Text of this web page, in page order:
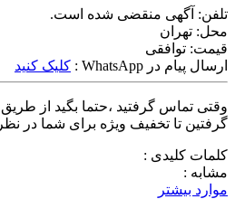
تلفن: آگهی منقضی شده است.
محل: تهران
قیمت: توافقی
ارسال پیام در WhatsApp :
کلیک کنید
وقتی تماس گرفتید ،حتما بگید از طریق
گرفتین تا تخفیف ویژه برای شما در
کلمات کلیدی :
مشابه :
موارد بیشتر